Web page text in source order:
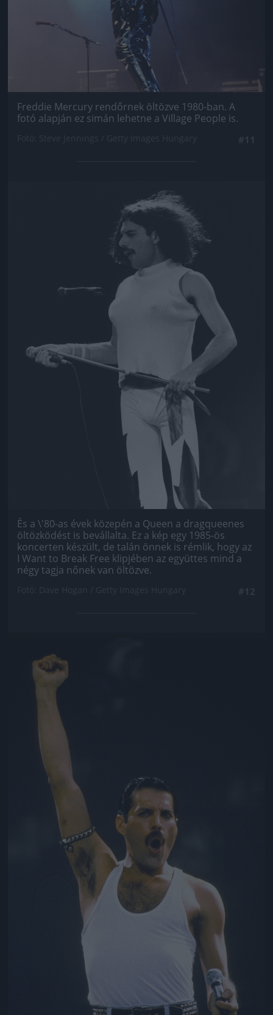
Freddie Mercury rendőrnek öltözve 1980-ban. A
fotó alapján ez simán lehetne a Village People is.
Jön még kép!
És a \'80-as évek közepén a Queen a dragqueenes
öltözködést is bevállalta. Ez a kép egy 1985-ös
koncerten készült, de talán önnek is rémlik, hogy az
I Want to Break Free klipjében az együttes mind a
négy tagja nőnek van öltözve.